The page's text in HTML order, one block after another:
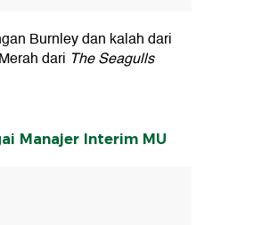
Burnley dan kalah dari
dari The Seagulls
Manajer Interim MU